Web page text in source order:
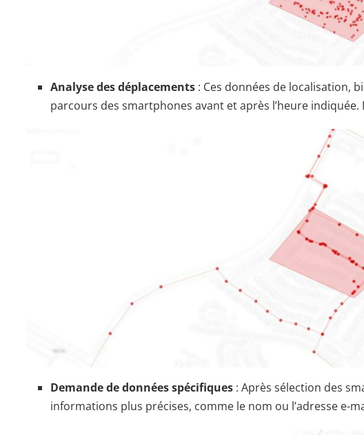
Analyse des déplacements : Ces données de localisation,
parcours des smartphones avant et après l’heure
Demande de données spécifiques : Après sélection des
informations plus précises, comme le nom ou l’adresse e-